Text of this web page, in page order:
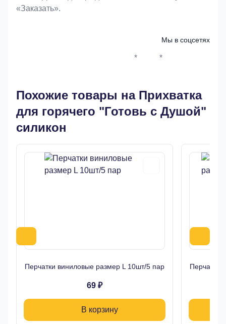
«Заказать».
Мы в соцсетях
* *
Похожие товары на Прихватка
для горячего "Готовь с Душой"
силикон
Перчатки виниловые размер L 10шт/5 пар
69 ₽
В корзину
Перчатки